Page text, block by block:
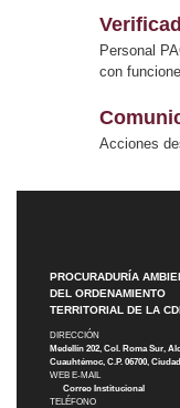
Personal
con
Acciones
PROCURADURÍA
DEL ORDENAMIENTO
TERRITORIAL DE LA
DIRECCIÓN
Medellín 202, Col. Roma Sur,
Cuauhtémoc, C.P. 06700,
WEB E-MAIL
Correo Institucional
TELÉFONO